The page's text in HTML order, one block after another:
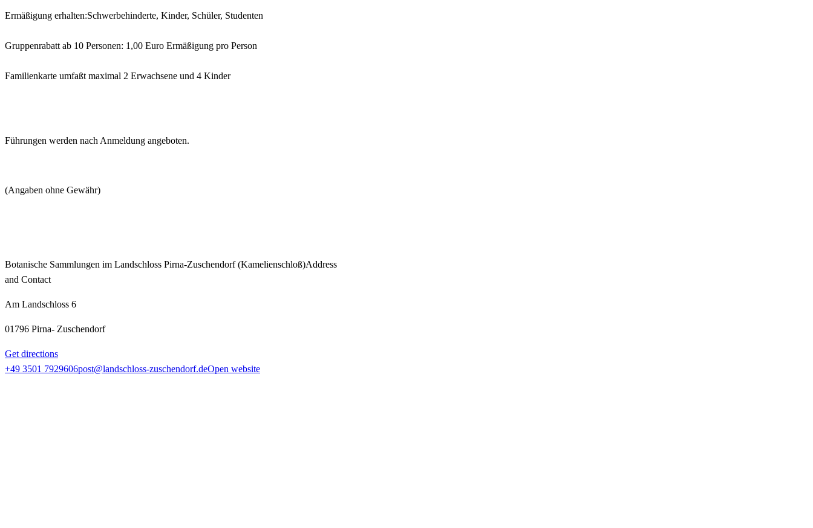
Ermäßigung erhalten:Schwerbehinderte, Kinder, Schüler, Studenten
Gruppenrabatt ab 10 Personen: 1,00 Euro Ermäßigung pro Person
Familienkarte umfaßt maximal 2 Erwachsene und 4 Kinder
Führungen werden nach Anmeldung angeboten.
(Angaben ohne Gewähr)
Botanische Sammlungen im Landschloss Pirna-Zuschendorf (Kamelienschloß)Address
and Contact
Am Landschloss 6
01796 Pirna- Zuschendorf
Get directions
+49 3501 7929606post@landschloss-zuschendorf.deOpen website